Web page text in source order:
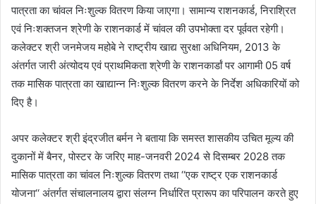
पात्रता का चांवल निःशुल्क वितरण किया जाएगा। सामान्य राशनकार्ड, निराश्रित
एवं निःशक्तजन श्रेणी के राशनकार्ड में चांवल की उपभोक्ता दर पूर्ववत रहेगी।
कलेक्टर श्री जनमेजय महोबे ने राष्ट्रीय खाद्य सुरक्षा अधिनियम, 2013 के
अंतर्गत जारी अंत्योदय एवं प्राथमिकता श्रेणी के राशनकार्डां पर आगामी 05 वर्ष
तक मासिक पात्रता का खाद्यान्न निःशुल्क वितरण करने के निर्देश अधिकारियों को
दिए है।
अपर कलेक्टर श्री इंद्रजीत बर्मन ने बताया कि समस्त शासकीय उचित मूल्य की
दुकानों में बैनर, पोस्टर के जरिए माह-जनवरी 2024 से दिसम्बर 2028 तक
मासिक पात्रता का चांवल निःशुल्क वितरण तथा ‘‘एक राष्ट्र एक राशनकार्ड
योजना‘‘ अंतर्गत संचालनालय द्वारा संलग्न निर्धारित प्रारूप का परिपालन करते हुए